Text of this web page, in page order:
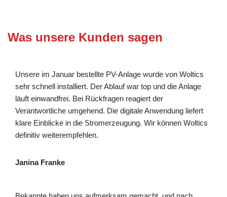
Was unsere Kunden sagen
Unsere im Januar bestellte PV-Anlage wurde von Woltics
sehr schnell installiert. Der Ablauf war top und die Anlage
läuft einwandfrei. Bei Rückfragen reagiert der
Verantwortliche umgehend. Die digitale Anwendung liefert
klare Einblicke in die Stromerzeugung. Wir können Woltics
definitiv weiterempfehlen.
Janina Franke